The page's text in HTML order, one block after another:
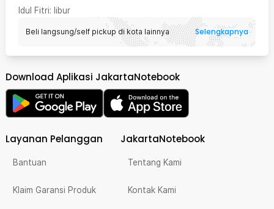
Idul Fitri: libur
Beli langsung/self pickup di kota lainnya Selengkapnya
Download Aplikasi JakartaNotebook
Layanan Pelanggan
Bantuan
Klaim Garansi Produk
JakartaNotebook
Tentang Kami
Kontak Kami